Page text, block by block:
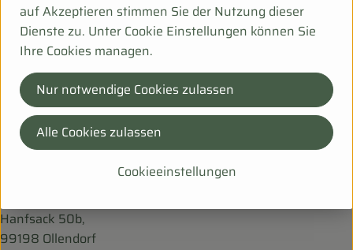
Herkunft
Hersteller: Ökohof Tuch
Hanfsack 50b,
99198 Ollendorf
auf Akzeptieren stimmen Sie der Nutzung dieser
Dienste zu. Unter Cookie Einstellungen können Sie
Ihre Cookies managen.
Cookieeinstellungen
Nur notwendige Cookies zulassen
Alle Cookies zulassen